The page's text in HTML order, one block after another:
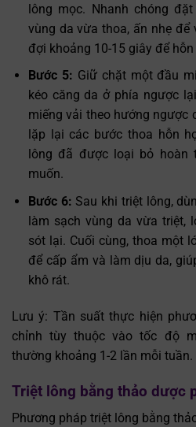
lông mọc. Nhanh chóng
vùng da vừa thoa, ấn nhẹ để
đợi khoảng 10-15 giây để
Bước 5: Giữ chặt một đầu
kéo căng da ở phía ngược
miếng vải theo hướng ngược
lặp lại các bước thoa hỗn
lông đã được loại bỏ hoàn
muốn.
Bước 6: Sau khi triệt lông,
làm sạch vùng da vừa triệt,
sót lại. Cuối cùng, thoa một
để cấp ẩm và làm dịu da,
khô rát.
Lưu ý: Tần suất thực hiện
chỉnh tùy thuộc vào tốc độ
thường khoảng 1-2 lần mỗi tuần.
Triệt lông bằng thảo dược
Phương pháp triệt lông bằng